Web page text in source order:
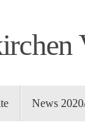
News